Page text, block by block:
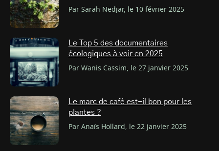
Par Sarah Nedjar, le 10 février 2025
Le Top 5 des documentaires
écologiques à voir en 2025
Par Wanis Cassim, le 27 janvier 2025
Le marc de café est-il bon pour les
plantes ?
Par Anaïs Hollard, le 22 janvier 2025